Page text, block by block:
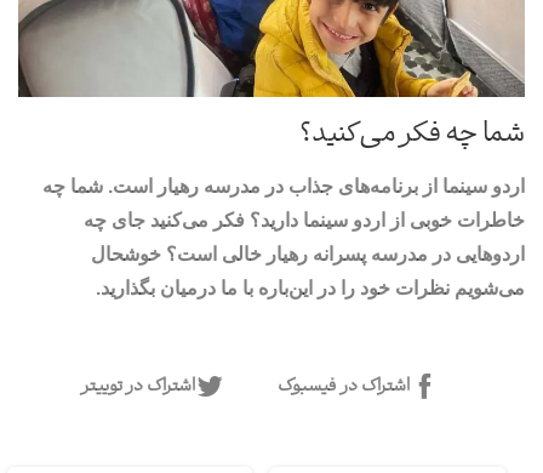
شما چه فکر می‌کنید؟
اردو سینما از برنامه‌های جذاب در مدرسه رهیار است. شما چه
خاطرات خوبی از اردو سینما دارید؟ فکر می‌کنید جای چه
اردوهایی در مدرسه پسرانه رهیار خالی است؟ خوشحال
می‌شویم نظرات خود را در این‌باره با ما درمیان بگذارید.
اشتراک در فیسبوک اشتراک در توییتر